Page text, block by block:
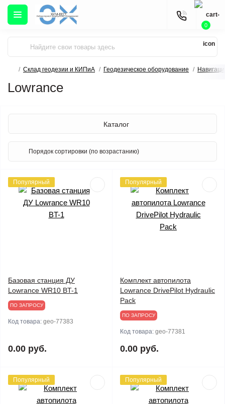
0
Склад геодезии и КИПиА Геодезическое оборудование
Lowrance
Каталог
Популярный
Базовая станция ДУ
Lowrance WR10 BT-1
ПО ЗАПРОСУ
Код товара: geo-77383
0.00 руб.
Популярный
Комплект автопилота
Lowrance DrivePilot Hydraulic
Pack
ПО ЗАПРОСУ
Код товара: geo-77381
0.00 руб.
Популярный Популярный